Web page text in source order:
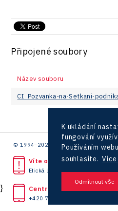
Připojené soubory
Název souboru
CI_Pozvanka-na-Setkani-
© 1994–2026 CzechInvest | .
Víte o protiprávním
Etická linka
Centrála
+420 727 850 330
K ukládání
fungování
Používáním
souhlasíte.
}